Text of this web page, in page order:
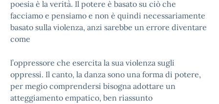
poesia è la verità. Il potere è basato su ciò che
facciamo e pensiamo e non è quindi necessariamente
basato sulla violenza, anzi sarebbe un errore diventare
come
l’oppressore che esercita la sua violenza sugli
oppressi. Il canto, la danza sono una forma di potere,
per megio comprendersi bisogna adottare un
atteggiamento empatico, ben riassunto